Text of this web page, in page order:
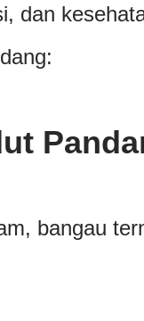
dan
bangau